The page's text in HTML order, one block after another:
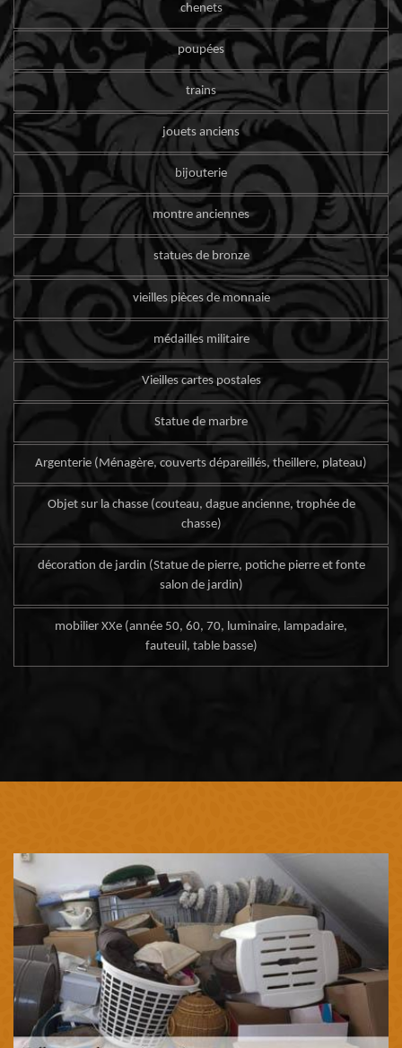
chenets
poupées
trains
jouets anciens
bijouterie
montre anciennes
statues de bronze
vieilles pièces de monnaie
médailles militaire
Vieilles cartes postales
Statue de marbre
Argenterie (Ménagère, couverts dépareillés, theillere, plateau)
Objet sur la chasse (couteau, dague ancienne, trophée de
chasse)
décoration de jardin (Statue de pierre, potiche pierre et fonte
salon de jardin)
mobilier XXe (année 50, 60, 70, luminaire, lampadaire,
fauteuil, table basse)